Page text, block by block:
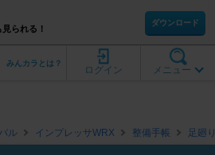
られる！
ダウンロード
メニュー
ログイン
みんカラとは？
ル インプレッサWRX 整備手帳 足廻